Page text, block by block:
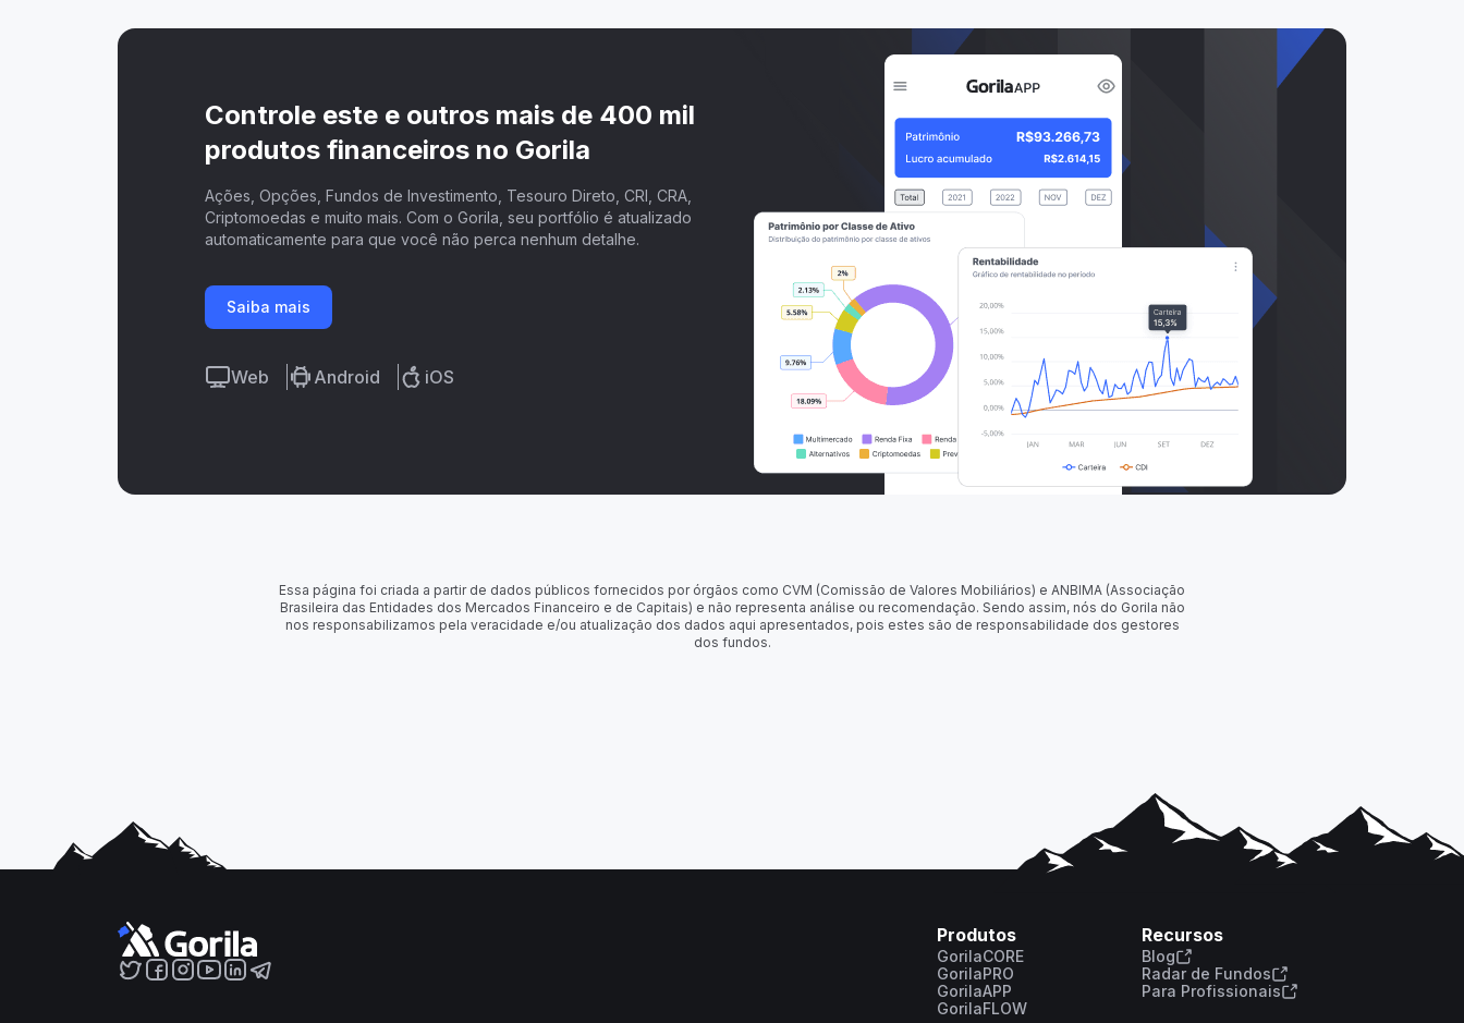
Controle este e outros mais de 400 mil
produtos financeiros no Gorila
Ações, Opções, Fundos de Investimento, Tesouro Direto, CRI, CRA,
Criptomoedas e muito mais. Com o Gorila, seu portfólio é atualizado
automaticamente para que você não perca nenhum detalhe.
Saiba mais
Web Android iOS
Essa página foi criada a partir de dados públicos fornecidos por órgãos como CVM (Comissão de Valores Mobiliários) e ANBIMA (Associação
Brasileira das Entidades dos Mercados Financeiro e de Capitais) e não representa análise ou recomendação. Sendo assim, nós do Gorila não
nos responsabilizamos pela veracidade e/ou atualização dos dados aqui apresentados, pois estes são de responsabilidade dos gestores
dos fundos.
Produtos
GorilaCORE
GorilaPRO
GorilaAPP
GorilaFLOW
Recursos
Blog
Radar de Fundos
Para Profissionais